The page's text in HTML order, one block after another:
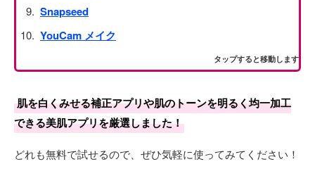
Snapseed
YouCam メイク
タップすると移動します
肌を白くみせる補正アプリや肌のトーンを明るく均一加工
できる美肌アプリを厳選しました！
どれも無料で試せるので、ぜひ気軽に使ってみてください！